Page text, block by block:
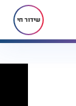
שידור חי